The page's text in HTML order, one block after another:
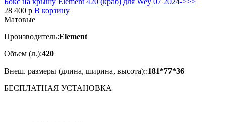
28 400 p В корзину
Матовые
Производитель:Element
Объем (л.):420
Внеш. размеры (длина, ширина, высота)::181*77*36
БЕСПЛАТНАЯ УСТАНОВКА